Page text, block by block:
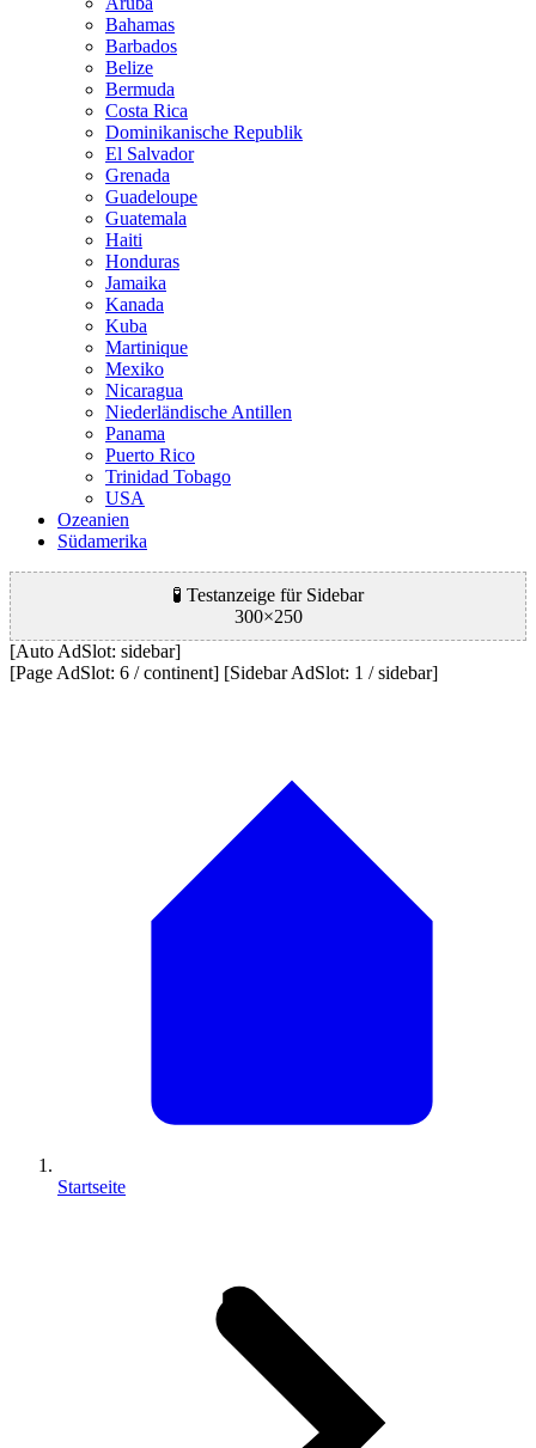
Bahamas
Barbados
Belize
Bermuda
Costa Rica
Dominikanische Republik
El Salvador
Grenada
Guadeloupe
Guatemala
Haiti
Honduras
Jamaika
Kanada
Kuba
Martinique
Mexiko
Nicaragua
Niederländische Antillen
Panama
Puerto Rico
Trinidad Tobago
USA
Ozeanien
Südamerika
🧪 Testanzeige für Sidebar
300×250
[Auto AdSlot: sidebar]
[Page AdSlot: 6 / continent] [Sidebar AdSlot: 1 / sidebar]
Startseite